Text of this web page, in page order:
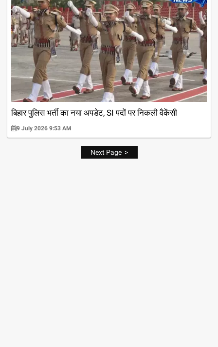
बिहार पुलिस भर्ती का नया अपडेट, SI पदों पर निकली वैकेंसी
9 July 2026 9:53 AM
Next Page >